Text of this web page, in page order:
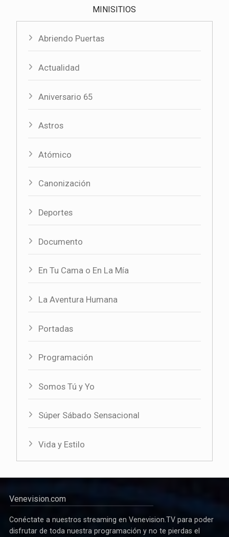
MINISITIOS
Abriendo Puertas
Actualidad
Aniversario 65
Astros
Atómico
Canonización
Deportes
Documento
En Tu Cama o En La Mía
La Aventura Humana
Portadas
Programación
Somos Tú y Yo
Súper Sábado Sensacional
Vida y Estilo
Venevision.com
Conéctate a nuestros streaming en Venevision.TV para poder
disfrutar de toda nuestra programación y no te pierdas el